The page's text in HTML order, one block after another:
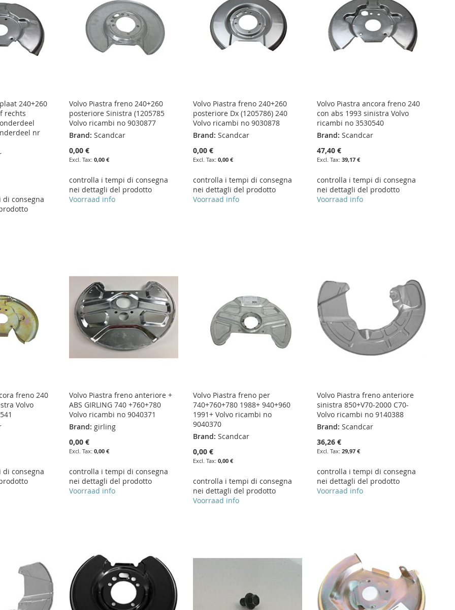
240+260
rechts
nr
consegna
Volvo Piastra freno 240+260
posteriore Sinistra (1205785
Volvo ricambi no 9030877
Brand: Scandcar
0,00 €
0,00 €
controlla i tempi di consegna
nei dettagli del prodotto
Voorraad info
Volvo Piastra freno 240+260
posteriore Dx (1205786) 240
Volvo ricambi no 9030878
Brand: Scandcar
0,00 €
0,00 €
controlla i tempi di consegna
nei dettagli del prodotto
Voorraad info
Volvo Piastra ancora freno 240
con abs 1993 sinistra Volvo
ricambi no 3530540
Brand: Scandcar
47,40 €
39,17 €
controlla i tempi di consegna
nei dettagli del prodotto
Voorraad info
freno 240
Volvo
consegna
Volvo Piastra freno anteriore +
ABS GIRLING 740 +760+780
Volvo ricambi no 9040371
Brand: girling
0,00 €
0,00 €
controlla i tempi di consegna
nei dettagli del prodotto
Voorraad info
Volvo Piastra freno per
740+760+780 1988+ 940+960
1991+ Volvo ricambi no
9040370
Brand: Scandcar
0,00 €
0,00 €
controlla i tempi di consegna
nei dettagli del prodotto
Voorraad info
Volvo Piastra freno anteriore
sinistra 850+V70-2000 C70-
Volvo ricambi no 9140388
Brand: Scandcar
36,26 €
29,97 €
controlla i tempi di consegna
nei dettagli del prodotto
Voorraad info